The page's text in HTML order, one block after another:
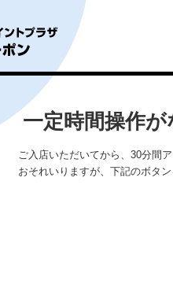
一定時間操作
ご入店いただいてから、30分間
おそれいりますが、下記のボタ